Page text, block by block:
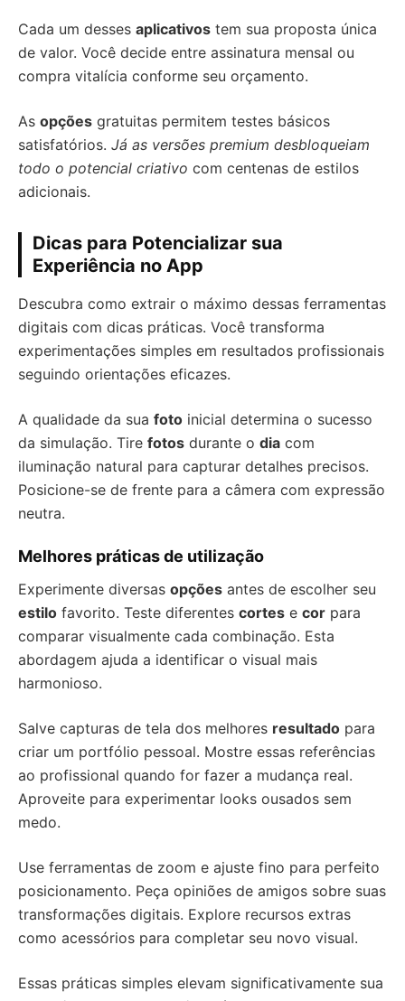
Cada um desses aplicativos tem sua proposta única
de valor. Você decide entre assinatura mensal ou
compra vitalícia conforme seu orçamento.
As opções gratuitas permitem testes básicos
satisfatórios. Já as versões premium desbloqueiam
todo o potencial criativo com centenas de estilos
adicionais.
Dicas para Potencializar sua
Experiência no App
Descubra como extrair o máximo dessas ferramentas
digitais com dicas práticas. Você transforma
experimentações simples em resultados profissionais
seguindo orientações eficazes.
A qualidade da sua foto inicial determina o sucesso
da simulação. Tire fotos durante o dia com
iluminação natural para capturar detalhes precisos.
Posicione-se de frente para a câmera com expressão
neutra.
Melhores práticas de utilização
Experimente diversas opções antes de escolher seu
estilo favorito. Teste diferentes cortes e cor para
comparar visualmente cada combinação. Esta
abordagem ajuda a identificar o visual mais
harmonioso.
Salve capturas de tela dos melhores resultado para
criar um portfólio pessoal. Mostre essas referências
ao profissional quando for fazer a mudança real.
Aproveite para experimentar looks ousados sem
medo.
Use ferramentas de zoom e ajuste fino para perfeito
posicionamento. Peça opiniões de amigos sobre suas
transformações digitais. Explore recursos extras
como acessórios para completar seu novo visual.
Essas práticas simples elevam significativamente sua